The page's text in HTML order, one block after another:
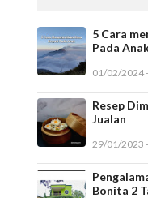
5 Cara
Pada
01/02/2024
Resep
Jualan
29/01/2023
Bonita 2